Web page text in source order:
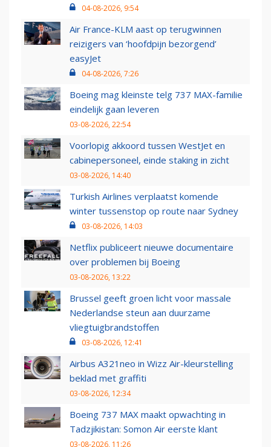
04-08-2026, 9:54
Air France-KLM aast op terugwinnen
reizigers van ‘hoofdpijn bezorgend’
easyJet
04-08-2026, 7:26
Boeing mag kleinste telg 737 MAX-familie
eindelijk gaan leveren
03-08-2026, 22:54
Voorlopig akkoord tussen WestJet en
cabinepersoneel, einde staking in zicht
03-08-2026, 14:40
Turkish Airlines verplaatst komende
winter tussenstop op route naar Sydney
03-08-2026, 14:03
Netflix publiceert nieuwe documentaire
over problemen bij Boeing
03-08-2026, 13:22
Brussel geeft groen licht voor massale
Nederlandse steun aan duurzame
vliegtuigbrandstoffen
03-08-2026, 12:41
Airbus A321neo in Wizz Air-kleurstelling
beklad met graffiti
03-08-2026, 12:34
Boeing 737 MAX maakt opwachting in
Tadzjikistan: Somon Air eerste klant
03-08-2026, 11:26